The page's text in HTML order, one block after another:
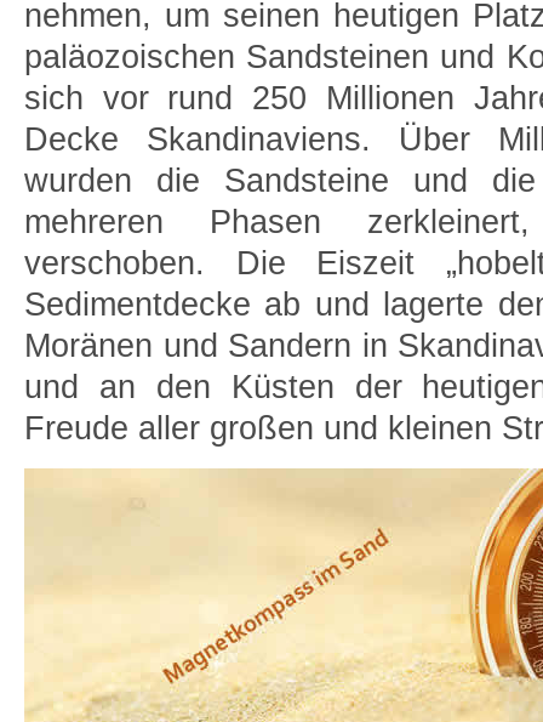
nehmen, um seinen heutigen
paläozoischen Sandsteinen und
sich vor rund 250 Millionen
Decke Skandinaviens. Über
wurden die Sandsteine und
mehreren Phasen
verschoben. Die Eiszeit
Sediment­decke ab und lagerte
Moränen und Sandern in
und an den Küsten der
Freude aller großen und kleinen